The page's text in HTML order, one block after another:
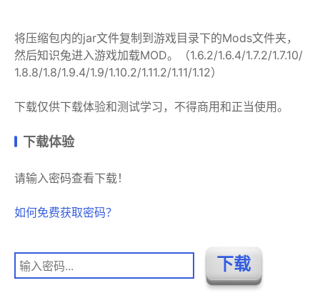
将压缩包内的jar文件复制到游戏目录下的Mods文件夹，
然后知识兔进入游戏加载MOD。（1.6.2/1.6.4/1.7.2/1.7.10/
1.8.8/1.8/1.9.4/1.9/1.10.2/1.11.2/1.11/1.12）
下载仅供下载体验和测试学习，不得商用和正当使用。
下载体验
请输入密码查看下载！
如何免费获取密码？